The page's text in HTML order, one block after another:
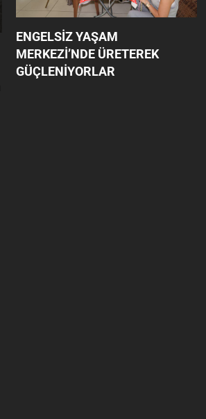
ENGELSİZ YAŞAM
MERKEZİ’NDE ÜRETEREK
GÜÇLENİYORLAR